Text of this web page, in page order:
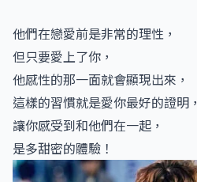
他們在戀愛前是非常的理性，
但只要愛上了你，
他感性的那一面就會顯現出來，
這樣的習慣就是愛你最好的證明，
讓你感受到和他們在一起，
是多甜密的體驗！